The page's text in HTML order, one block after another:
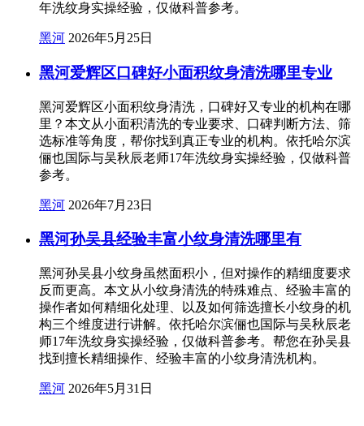
年洗纹身实操经验，仅做科普参考。
黑河 2026年5月25日
黑河爱辉区口碑好小面积纹身清洗哪里专业
黑河爱辉区小面积纹身清洗，口碑好又专业的机构在哪
里？本文从小面积清洗的专业要求、口碑判断方法、筛
选标准等角度，帮你找到真正专业的机构。依托哈尔滨
俪也国际与吴秋辰老师17年洗纹身实操经验，仅做科普
参考。
黑河 2026年7月23日
黑河孙吴县经验丰富小纹身清洗哪里有
黑河孙吴县小纹身虽然面积小，但对操作的精细度要求
反而更高。本文从小纹身清洗的特殊难点、经验丰富的
操作者如何精细化处理、以及如何筛选擅长小纹身的机
构三个维度进行讲解。依托哈尔滨俪也国际与吴秋辰老
师17年洗纹身实操经验，仅做科普参考。帮您在孙吴县
找到擅长精细操作、经验丰富的小纹身清洗机构。
黑河 2026年5月31日